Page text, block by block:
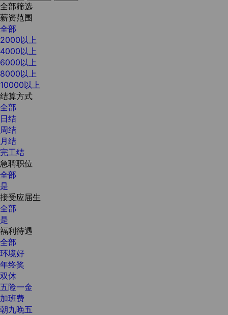
全部筛选
薪资范围
全部
2000以上
4000以上
6000以上
8000以上
10000以上
结算方式
全部
日结
周结
月结
完工结
急聘职位
全部
是
接受应届生
全部
是
福利待遇
全部
环境好
年终奖
双休
五险一金
加班费
朝九晚五